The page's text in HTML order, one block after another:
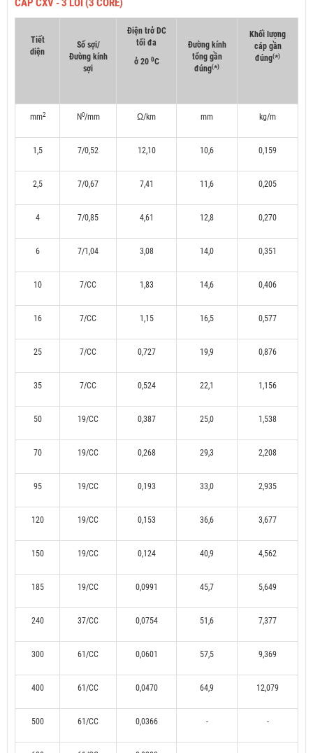
CÁP CXV - 3 LÕI (3 CORE)
Tiết
diện
Số sợi/
Đường kính
sợi
Điện trở DC
tối đa
ở 20 0C
Đường kính
tổng gần
đúng(*)
Khối lượng
cáp gần
đúng(*)
mm2 N0/mm Ω/km mm kg/m
1,5 7/0,52 12,10 10,6 0,159
2,5 7/0,67 7,41 11,6 0,205
4 7/0,85 4,61 12,8 0,270
6 7/1,04 3,08 14,0 0,351
10 7/CC 1,83 14,6 0,406
16 7/CC 1,15 16,5 0,577
25 7/CC 0,727 19,9 0,876
35 7/CC 0,524 22,1 1,156
50 19/CC 0,387 25,0 1,538
70 19/CC 0,268 29,3 2,208
95 19/CC 0,193 33,0 2,935
120 19/CC 0,153 36,6 3,677
150 19/CC 0,124 40,9 4,562
185 19/CC 0,0991 45,7 5,649
240 37/CC 0,0754 51,6 7,377
300 61/CC 0,0601 57,5 9,369
400 61/CC 0,0470 64,9 12,079
500 61/CC 0,0366 - -